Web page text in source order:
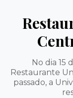
No dia 15
Restaurante
passado, a